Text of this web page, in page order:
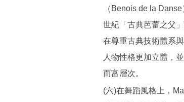
（Benois de la
世紀「古典芭蕾之父
在尊重古典技術體系
人物性格更加立體，
而富層次。
(六)在舞蹈風格上，